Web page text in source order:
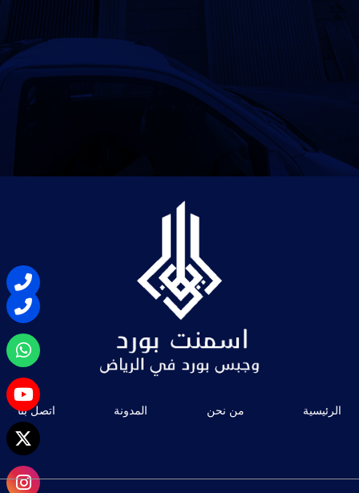
الرئيسية من نحن المدونة اتصل بنا